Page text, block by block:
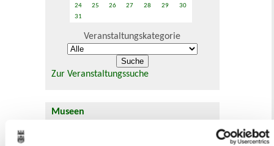
24
25 26 27 28 29
30
31
Veranstaltungskategorie
Zur Veranstaltungssuche
Museen